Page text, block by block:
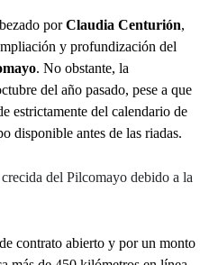
porClaudia Centurión,
y profundización del
. No obstante, la
del año pasado, pese a que
estrictamente del calendario de
disponible antes de las riadas.
del Pilcomayo debido a la
contrato abierto y por un monto